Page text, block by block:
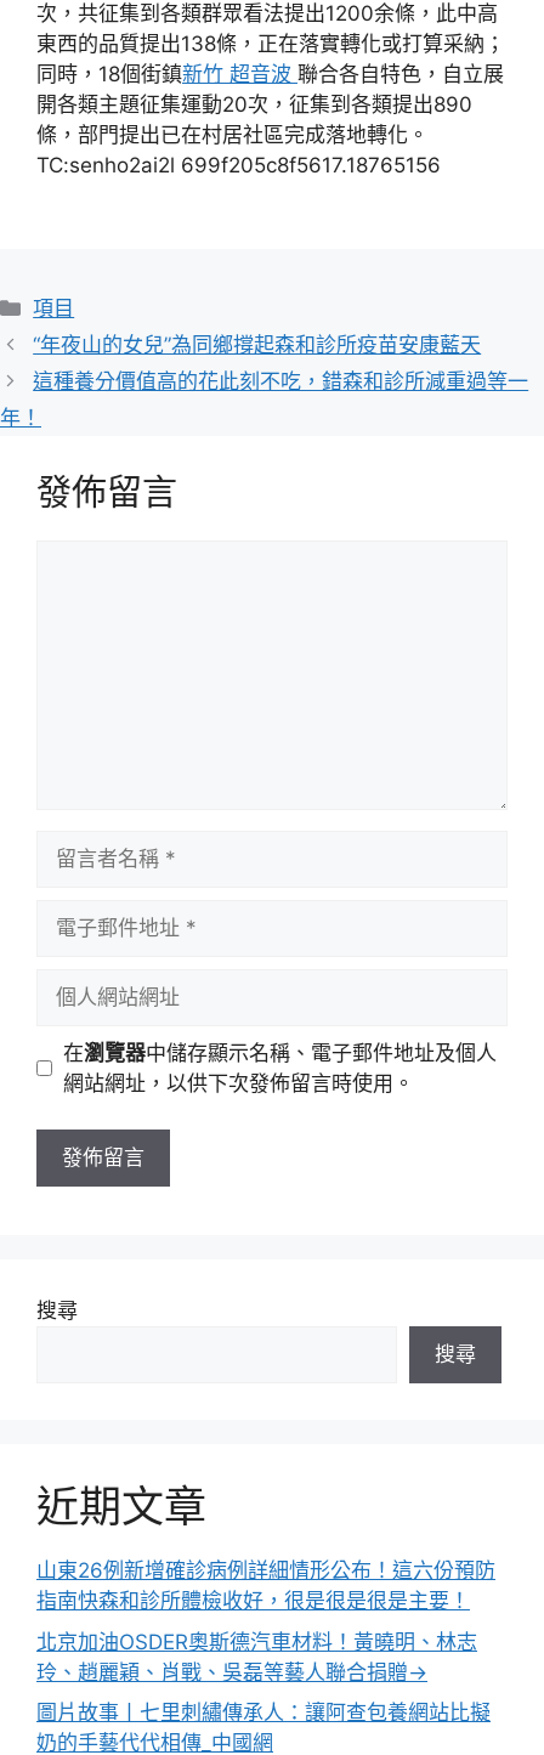
次，共征集到各類群眾看法提出1200余條，此中高
東西的品質提出138條，正在落實轉化或打算采納；
同時，18個街鎮新竹 超音波 聯合各自特色，自立展
開各類主題征集運動20次，征集到各類提出890
條，部門提出已在村居社區完成落地轉化。
TC:senho2ai2l 699f205c8f5617.18765156
分
類
項目
“年夜山的女兒”為同鄉撐起森和診所疫苗安康藍天
這種養分價值高的花此刻不吃，錯森和診所減重過等一
年！
發佈留言
址
站
址
在瀏覽器中儲存顯示名稱、電子郵件地址及個人
網站網址，以供下次發佈留言時使用。
搜尋
搜尋
近期文章
山東26例新增確診病例詳細情形公布！這六份預防
指南快森和診所體檢收好，很是很是很是主要！
北京加油OSDER奧斯德汽車材料！黃曉明、林志
玲、趙麗穎、肖戰、吳磊等藝人聯合捐贈→
圖片故事丨七里刺繡傳承人：讓阿查包養網站比擬
奶的手藝代代相傳_中國網